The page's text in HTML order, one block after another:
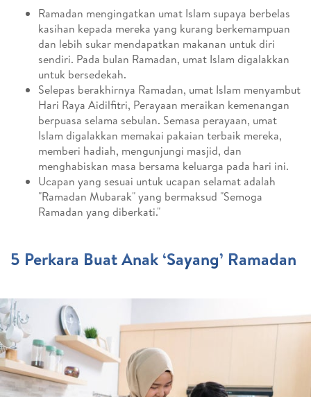
Ramadan mengingatkan umat Islam supaya berbelas
kasihan kepada mereka yang kurang berkemampuan
dan lebih sukar mendapatkan makanan untuk diri
sendiri. Pada bulan Ramadan, umat Islam digalakkan
untuk bersedekah.
Selepas berakhirnya Ramadan, umat Islam menyambut
Hari Raya Aidilfitri, Perayaan meraikan kemenangan
berpuasa selama sebulan. Semasa perayaan, umat
Islam digalakkan memakai pakaian terbaik mereka,
memberi hadiah, mengunjungi masjid, dan
menghabiskan masa bersama keluarga pada hari ini.
Ucapan yang sesuai untuk ucapan selamat adalah
"Ramadan Mubarak" yang bermaksud "Semoga
Ramadan yang diberkati."
5 Perkara Buat Anak ‘Sayang’ Ramadan